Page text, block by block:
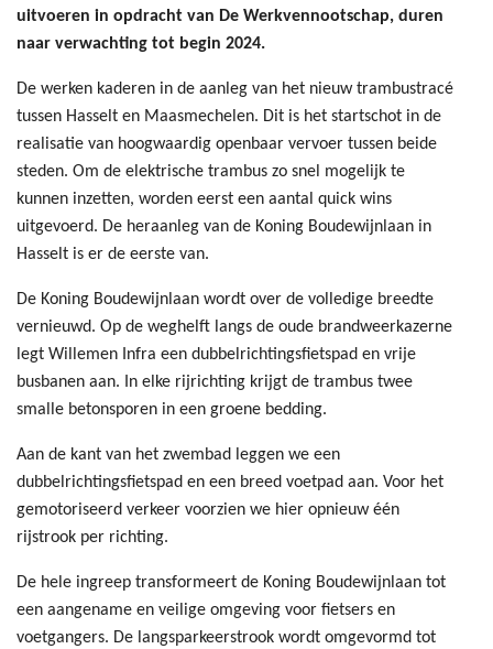
uitvoeren in opdracht van De Werkvennootschap, duren
naar verwachting tot begin 2024.
De werken kaderen in de aanleg van het nieuw trambustracé
tussen Hasselt en Maasmechelen. Dit is het startschot in de
realisatie van hoogwaardig openbaar vervoer tussen beide
steden. Om de elektrische trambus zo snel mogelijk te
kunnen inzetten, worden eerst een aantal quick wins
uitgevoerd. De heraanleg van de Koning Boudewijnlaan in
Hasselt is er de eerste van.
De Koning Boudewijnlaan wordt over de volledige breedte
vernieuwd. Op de weghelft langs de oude brandweerkazerne
legt Willemen Infra een dubbelrichtingsfietspad en vrije
busbanen aan. In elke rijrichting krijgt de trambus twee
smalle betonsporen in een groene bedding.
Aan de kant van het zwembad leggen we een
dubbelrichtingsfietspad en een breed voetpad aan. Voor het
gemotoriseerd verkeer voorzien we hier opnieuw één
rijstrook per richting.
De hele ingreep transformeert de Koning Boudewijnlaan tot
een aangename en veilige omgeving voor fietsers en
voetgangers. De langsparkeerstrook wordt omgevormd tot